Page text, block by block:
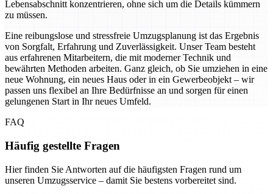
Lebensabschnitt konzentrieren, ohne sich um die Details kümmern
zu müssen.
Eine reibungslose und stressfreie Umzugsplanung ist das Ergebnis
von Sorgfalt, Erfahrung und Zuverlässigkeit. Unser Team besteht
aus erfahrenen Mitarbeitern, die mit moderner Technik und
bewährten Methoden arbeiten. Ganz gleich, ob Sie umziehen in eine
neue Wohnung, ein neues Haus oder in ein Gewerbeobjekt – wir
passen uns flexibel an Ihre Bedürfnisse an und sorgen für einen
gelungenen Start in Ihr neues Umfeld.
FAQ
Häufig gestellte Fragen
Hier finden Sie Antworten auf die häufigsten Fragen rund um
unseren Umzugsservice – damit Sie bestens vorbereitet sind.